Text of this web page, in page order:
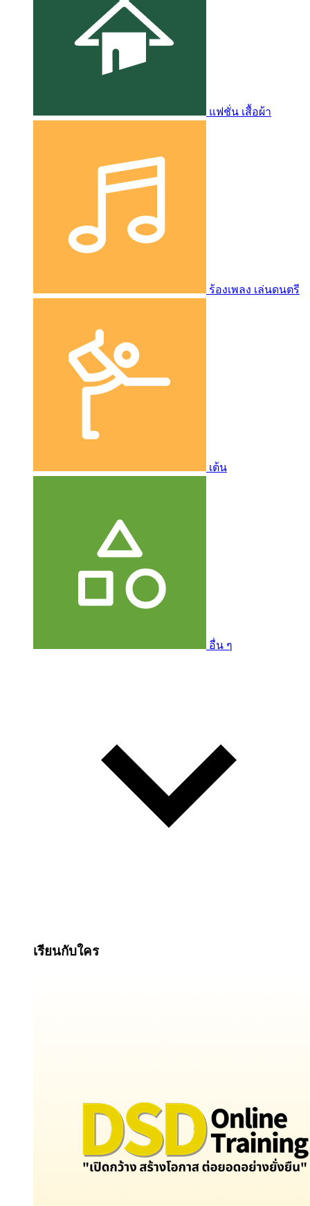
แฟชั่น เสื้อผ้า
ร้องเพลง เล่นดนตรี
เต้น
อื่น ๆ
เรียนกับใคร